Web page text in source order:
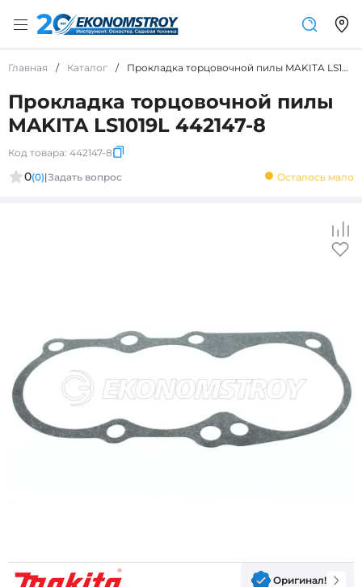
Главная / Каталог / Прокладка торцовочной пилы MAKITA LS1019L 442147-8
Прокладка торцовочной пилы
MAKITA LS1019L 442147-8
Код товара: 442147-8
0(0)|Задать вопрос Осталось мало
Оригинал!